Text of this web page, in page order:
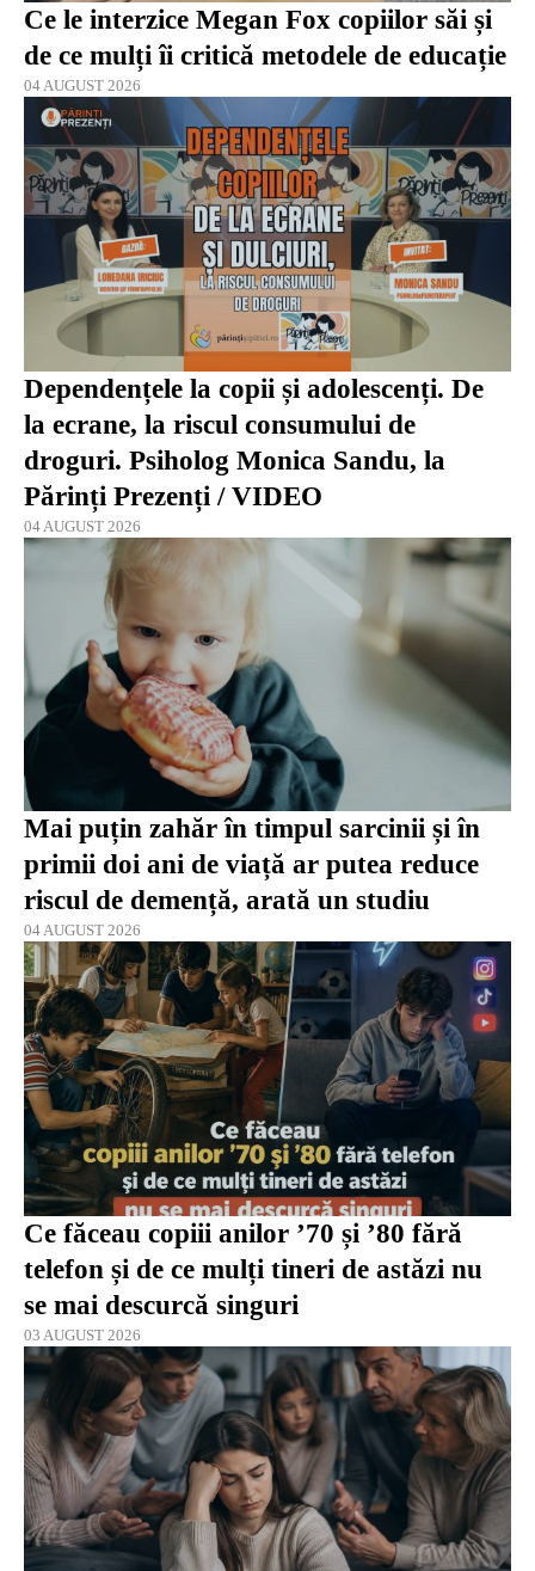
Ce le interzice Megan Fox copiilor săi și
de ce mulți îi critică metodele de educație
04 AUGUST 2026
Dependențele la copii și adolescenți. De
la ecrane, la riscul consumului de
droguri. Psiholog Monica Sandu, la
Părinți Prezenți / VIDEO
04 AUGUST 2026
Mai puțin zahăr în timpul sarcinii și în
primii doi ani de viață ar putea reduce
riscul de demență, arată un studiu
04 AUGUST 2026
Ce făceau copiii anilor ’70 și ’80 fără
telefon și de ce mulți tineri de astăzi nu
se mai descurcă singuri
03 AUGUST 2026